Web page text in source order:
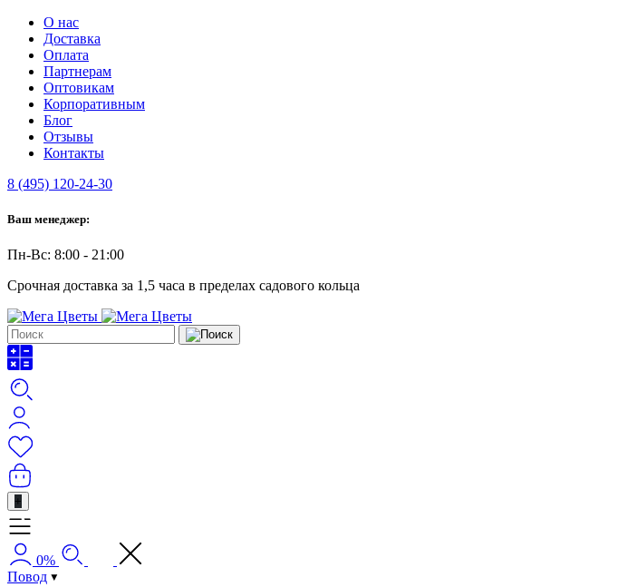
О нас
Доставка
Оплата
Партнерам
Оптовикам
Корпоративным
Блог
Отзывы
Контакты
8 (495) 120-24-30
Ваш менеджер:
Пн-Вс: 8:00 - 21:00
Срочная доставка за 1,5 часа в пределах садового кольца
+
0%
Повод